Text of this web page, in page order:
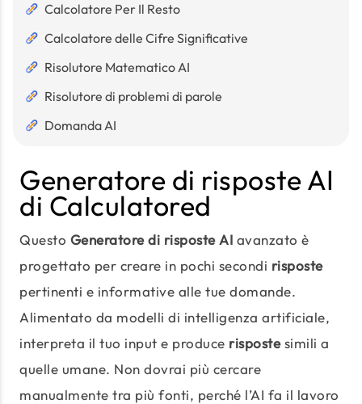
Calcolatore Per Il Resto
Calcolatore delle Cifre Significative
Risolutore Matematico AI
Risolutore di problemi di parole
Domanda AI
Generatore di risposte AI
di Calculatored
Questo Generatore di risposte AI avanzato è
progettato per creare in pochi secondi risposte
pertinenti e informative alle tue domande.
Alimentato da modelli di intelligenza artificiale,
interpreta il tuo input e produce rispostesimili a
quelle umane. Non dovrai più cercare
manualmente tra più fonti, perché l’AI fa il lavoro